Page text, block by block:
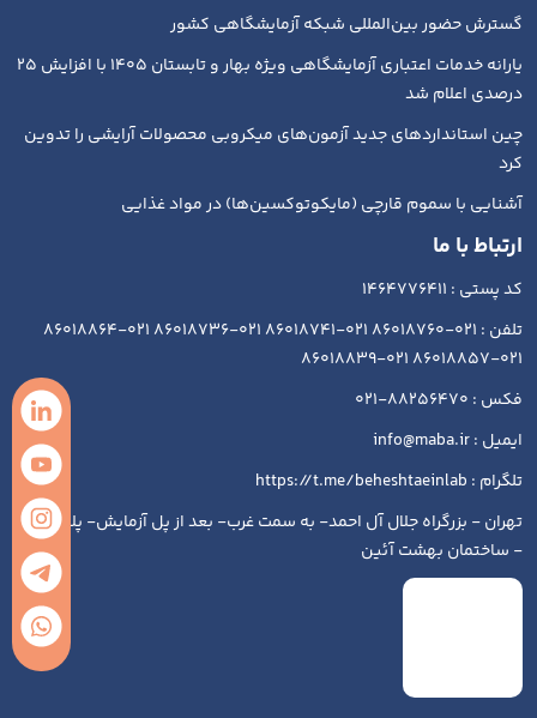
گسترش حضور بین‌المللی شبکه آزمایشگاهی کشور
یارانه خدمات اعتباری آزمایشگاهی ویژه بهار و تابستان ۱۴۰۵ با افزایش ۲۵
درصدی اعلام شد
چین استانداردهای جدید آزمون‌های میکروبی محصولات آرایشی را تدوین
کرد
آشنایی با سموم قارچی (مایکوتوکسین‌ها) در مواد غذایی
ارتباط با ما
کد پستی : 1464776411
تلفن : 021-86018760 021-86018741 021-86018736 021-86018864
021-86018857 021-86018839
فکس : 88256470-021
ایمیل : info@maba.ir
تلگرام : https://t.me/beheshtaeinlab
تهران - بزرگراه جلال آل احمد- به سمت غرب- بعد از پل آزمایش- پلاک ۱۹۳
- ساختمان بهشت آئین